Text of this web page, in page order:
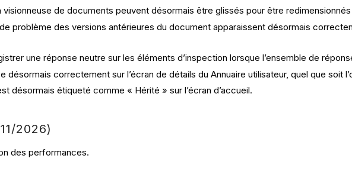
de documents peuvent désormais être glissés pour être
problème des versions antérieures du document apparaissent désormais
une réponse neutre sur les éléments d’inspection lorsque l’ensemble de
désormais correctement sur l’écran de détails du Annuaire utilisateur, quel que soit
désormais étiqueté comme « Hérité » sur l’écran d’accueil.
2026)
des performances.